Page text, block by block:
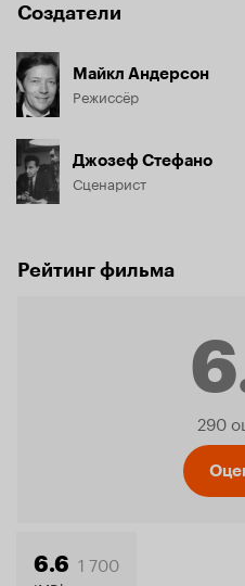
Создатели
Майкл Андерсон
Режиссёр
Джозеф Стефано
Сценарист
Рейтинг фильма
290
6.6 1 700